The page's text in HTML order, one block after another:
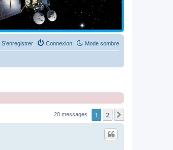
Mode sombre
Connexion
S’enregistrer
20 messages 1 2